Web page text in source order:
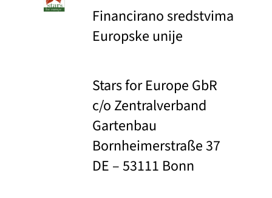
Financirano sredstvima
Europske unije
Stars for Europe GbR
c/o Zentralverband
Gartenbau
Bornheimerstraße 37
DE – 53111 Bonn